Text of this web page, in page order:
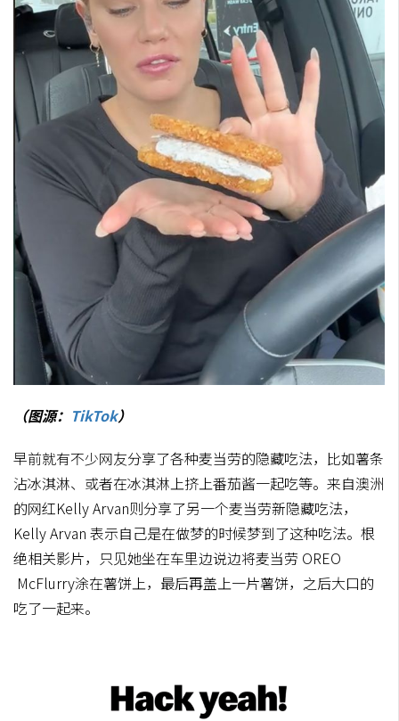
（图源： TikTok）
早前就有不少网友分享了各种麦当劳的隐藏吃法，比如薯条
沾冰淇淋、或者在冰淇淋上挤上番茄酱一起吃等。来自澳洲
的网红Kelly Arvan则分享了另一个麦当劳新隐藏吃法，
Kelly Arvan 表示自己是在做梦的时候梦到了这种吃法。根
绝相关影片，只见她坐在车里边说边将麦当劳 OREO
McFlurry涂在薯饼上，最后再盖上一片薯饼，之后大口的
吃了一起来。